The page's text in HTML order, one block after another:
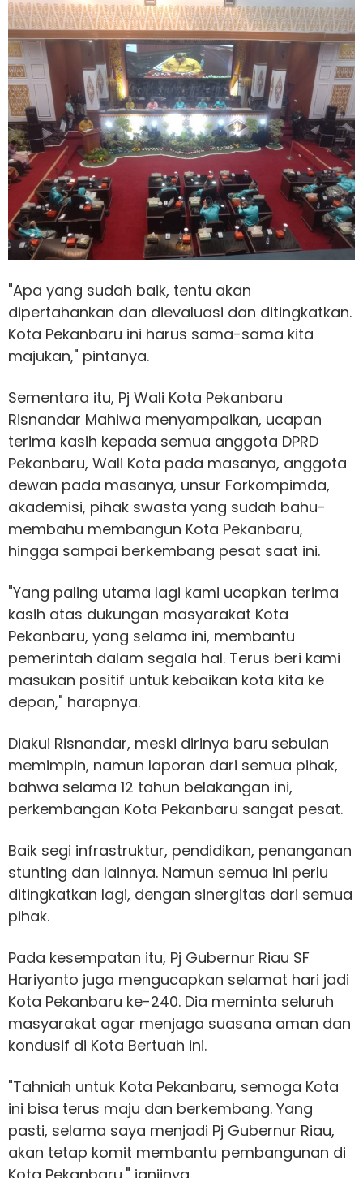
"Apa yang sudah baik, tentu akan
dipertahankan dan dievaluasi dan ditingkatkan.
Kota Pekanbaru ini harus sama-sama kita
majukan," pintanya.
Sementara itu, Pj Wali Kota Pekanbaru
Risnandar Mahiwa menyampaikan, ucapan
terima kasih kepada semua anggota DPRD
Pekanbaru, Wali Kota pada masanya, anggota
dewan pada masanya, unsur Forkompimda,
akademisi, pihak swasta yang sudah bahu-
membahu membangun Kota Pekanbaru,
hingga sampai berkembang pesat saat ini.
"Yang paling utama lagi kami ucapkan terima
kasih atas dukungan masyarakat Kota
Pekanbaru, yang selama ini, membantu
pemerintah dalam segala hal. Terus beri kami
masukan positif untuk kebaikan kota kita ke
depan," harapnya.
Diakui Risnandar, meski dirinya baru sebulan
memimpin, namun laporan dari semua pihak,
bahwa selama 12 tahun belakangan ini,
perkembangan Kota Pekanbaru sangat pesat.
Baik segi infrastruktur, pendidikan, penanganan
stunting dan lainnya. Namun semua ini perlu
ditingkatkan lagi, dengan sinergitas dari semua
pihak.
Pada kesempatan itu, Pj Gubernur Riau SF
Hariyanto juga mengucapkan selamat hari jadi
Kota Pekanbaru ke-240. Dia meminta seluruh
masyarakat agar menjaga suasana aman dan
kondusif di Kota Bertuah ini.
"Tahniah untuk Kota Pekanbaru, semoga Kota
ini bisa terus maju dan berkembang. Yang
pasti, selama saya menjadi Pj Gubernur Riau,
akan tetap komit membantu pembangunan di